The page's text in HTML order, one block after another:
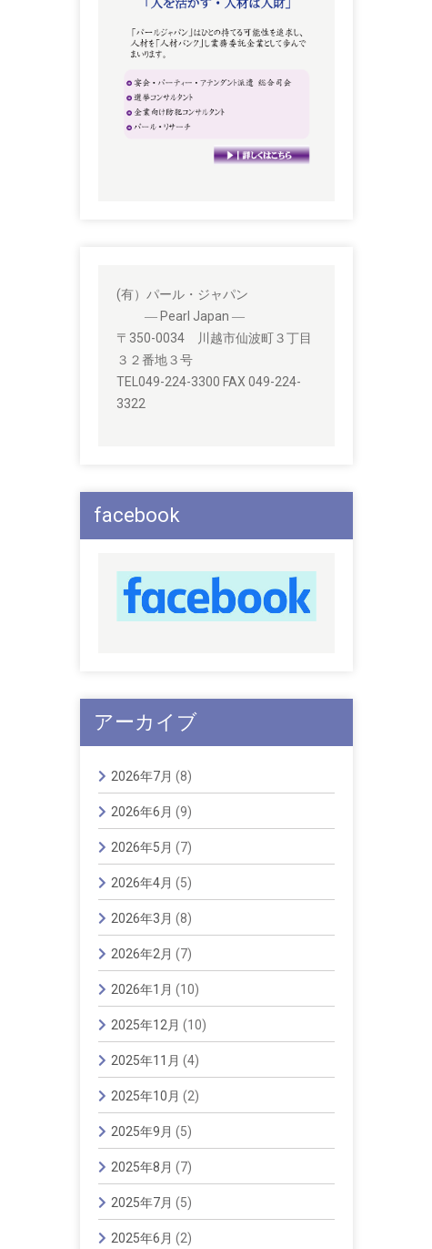
(有）パール・ジャパン
― Pearl Japan ―
〒350-0034 川越市仙波町３丁目
３２番地３号
TEL049-224-3300 FAX 049-224-
3322
facebook
アーカイブ
2026年7月 (8)
2026年6月 (9)
2026年5月 (7)
2026年4月 (5)
2026年3月 (8)
2026年2月 (7)
2026年1月 (10)
2025年12月 (10)
2025年11月 (4)
2025年10月 (2)
2025年9月 (5)
2025年8月 (7)
2025年7月 (5)
2025年6月 (2)